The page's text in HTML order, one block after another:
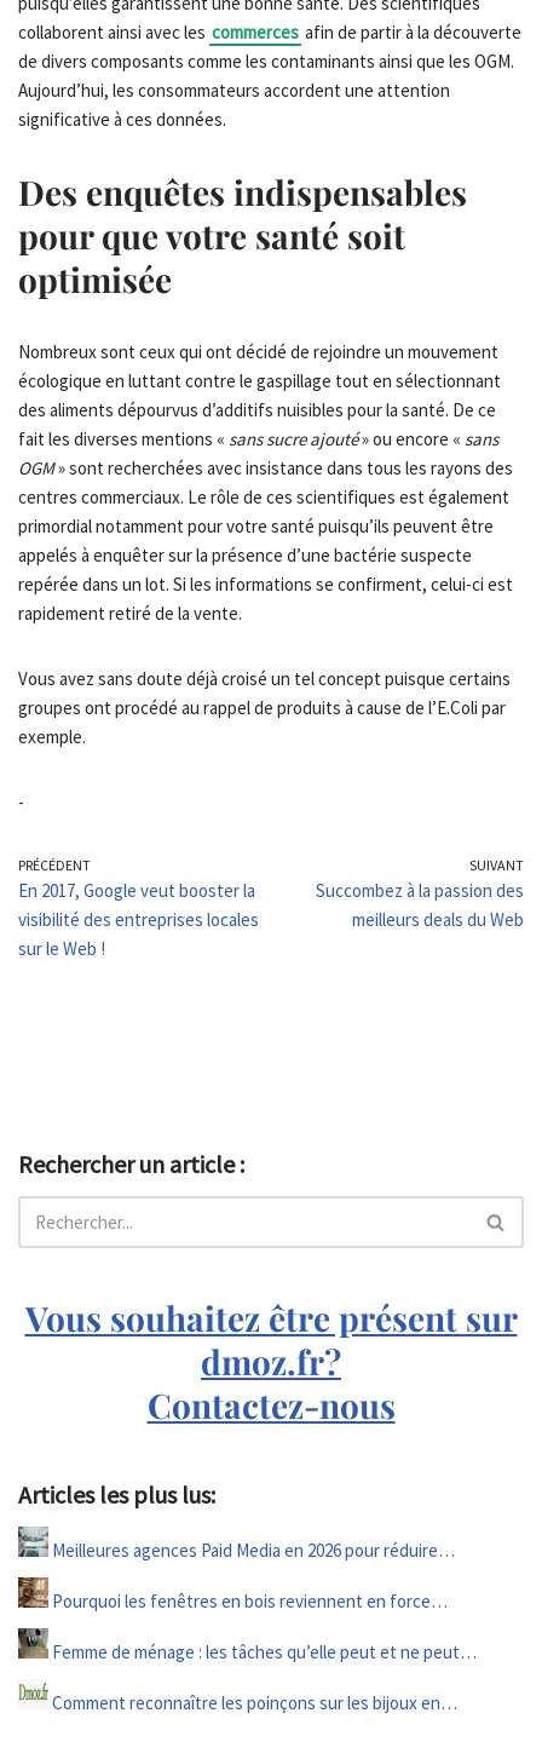
collaborent ainsi avec les commerces afin de partir à la découverte
de divers composants comme les contaminants ainsi que les OGM.
Aujourd’hui, les consommateurs accordent une attention
significative à ces données.
Des enquêtes indispensables
pour que votre santé soit
optimisée
Nombreux sont ceux qui ont décidé de rejoindre un mouvement
écologique en luttant contre le gaspillage tout en sélectionnant
des aliments dépourvus d’additifs nuisibles pour la santé. De ce
fait les diverses mentions « sans sucre ajouté» ou encore « sans
OGM» sont recherchées avec insistance dans tous les rayons des
centres commerciaux. Le rôle de ces scientifiques est également
primordial notamment pour votre santé puisqu’ils peuvent être
appelés à enquêter sur la présence d’une bactérie suspecte
repérée dans un lot. Si les informations se confirment, celui-ci est
rapidement retiré de la vente.
Vous avez sans doute déjà croisé un tel concept puisque certains
groupes ont procédé au rappel de produits à cause de l’E.Coli par
exemple.
-
PRÉCÉDENT
En 2017, Google veut booster la
visibilité des entreprises locales
sur le Web !
SUIVANT
Succombez à la passion des
meilleurs deals du Web
Rechercher un article :
Vous souhaitez être présent sur
dmoz.fr?
Contactez-nous
Articles les plus lus:
Meilleures agences Paid Media en 2026 pour réduire…
Pourquoi les fenêtres en bois reviennent en force…
Femme de ménage : les tâches qu’elle peut et ne peut…
Comment reconnaître les poinçons sur les bijoux en…